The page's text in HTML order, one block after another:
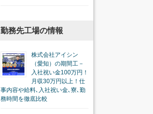
勤務先工場の情報
株式会社アイシン
（愛知）の期間工－
入社祝い金100万円！
月収30万円以上！仕
事内容や給料､入社祝い金､寮､勤
務時間を徹底比較